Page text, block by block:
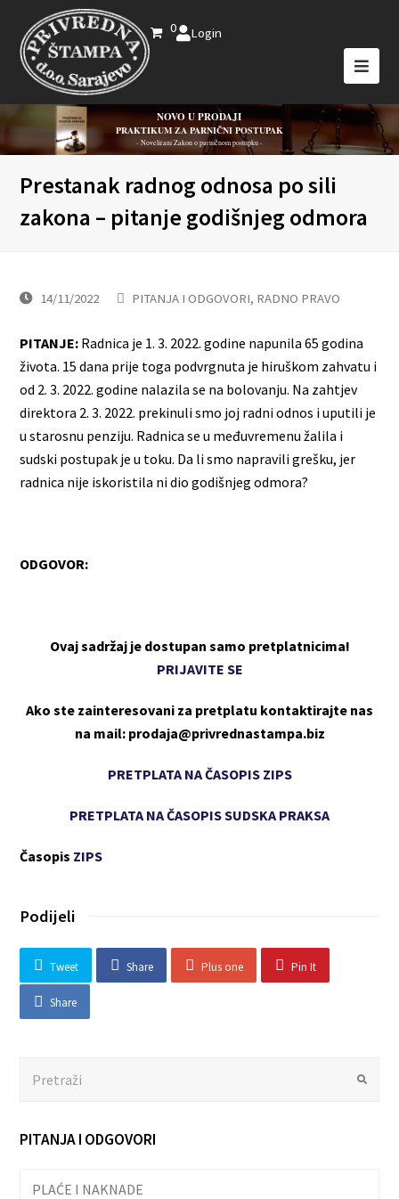
0 Login
NOVO U PRODAJI
PRAKTIKUM ZA PARNIČNI POSTUPAK
- Novelirani Zakon o parničnom postupku -
Prestanak radnog odnosa po sili
zakona – pitanje godišnjeg odmora
14/11/2022 PITANJA I ODGOVORI, RADNO PRAVO
PITANJE: Radnica je 1. 3. 2022. godine napunila 65 godina
života. 15 dana prije toga podvrgnuta je hiruškom zahvatu i
od 2. 3. 2022. godine nalazila se na bolovanju. Na zahtjev
direktora 2. 3. 2022. prekinuli smo joj radni odnos i uputili je
u starosnu penziju. Radnica se u međuvremenu žalila i
sudski postupak je u toku. Da li smo napravili grešku, jer
radnica nije iskoristila ni dio godišnjeg odmora?
ODGOVOR:
Ovaj sadržaj je dostupan samo pretplatnicima!
PRIJAVITE SE
Ako ste zainteresovani za pretplatu kontaktirajte nas
na mail: prodaja@privrednastampa.biz
PRETPLATA NA ČASOPIS ZIPS
PRETPLATA NA ČASOPIS SUDSKA PRAKSA
Časopis ZIPS
Podijeli
Tweet Share Plus one Pin It
Share
Submit
PITANJA I ODGOVORI
PLAĆE I NAKNADE